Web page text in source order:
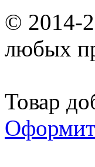
© 2014-
любых
Товар